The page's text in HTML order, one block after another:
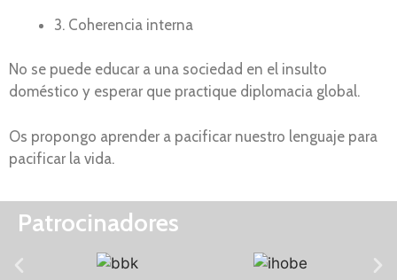
3. Coherencia interna
No se puede educar a una sociedad en el insulto
doméstico y esperar que practique diplomacia global.
Os propongo aprender a pacificar nuestro lenguaje para
pacificar la vida.
Patrocinadores